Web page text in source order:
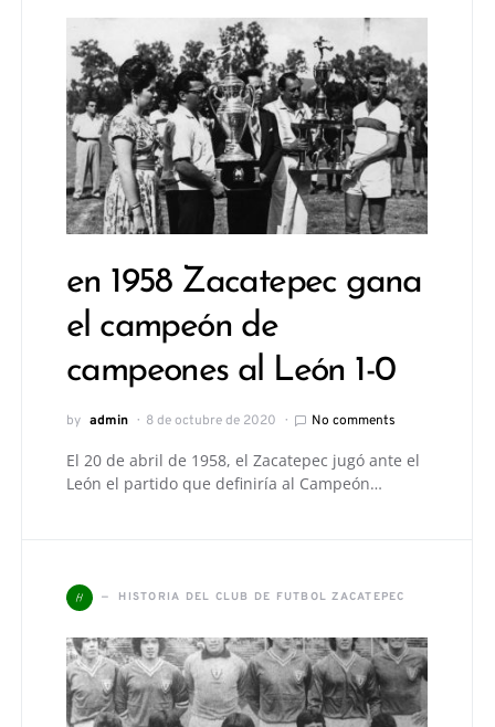
en 1958 Zacatepec gana
el campeón de
campeones al León 1-0
by admin 8 de octubre de 2020 No comments
El 20 de abril de 1958, el Zacatepec jugó ante el
León el partido que definiría al Campeón…
H HISTORIA DEL CLUB DE FUTBOL ZACATEPEC